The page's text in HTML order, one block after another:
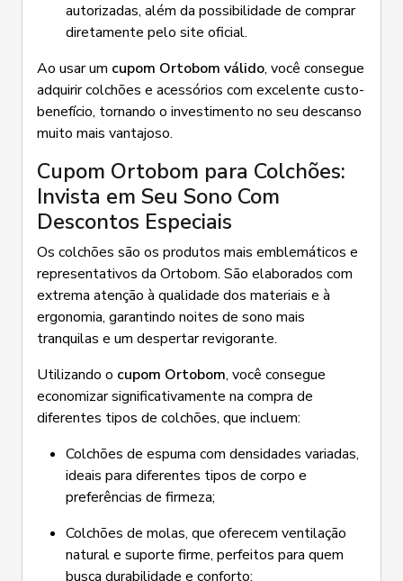
autorizadas, além da possibilidade de comprar
diretamente pelo site oficial.
Ao usar um cupom Ortobom válido, você consegue
adquirir colchões e acessórios com excelente custo-
benefício, tornando o investimento no seu descanso
muito mais vantajoso.
Cupom Ortobom para Colchões:
Invista em Seu Sono Com
Descontos Especiais
Os colchões são os produtos mais emblemáticos e
representativos da Ortobom. São elaborados com
extrema atenção à qualidade dos materiais e à
ergonomia, garantindo noites de sono mais
tranquilas e um despertar revigorante.
Utilizando o cupom Ortobom, você consegue
economizar significativamente na compra de
diferentes tipos de colchões, que incluem:
Colchões de espuma com densidades variadas,
ideais para diferentes tipos de corpo e
preferências de firmeza;
Colchões de molas, que oferecem ventilação
natural e suporte firme, perfeitos para quem
busca durabilidade e conforto;